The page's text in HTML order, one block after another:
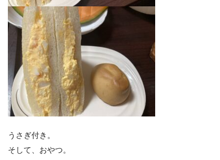
うさぎ付き。
そして、おやつ。